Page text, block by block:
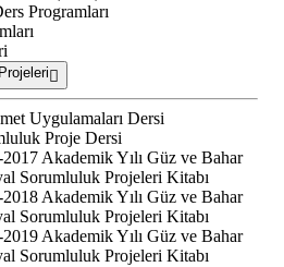
Programları
Uygulamaları Dersi
Proje Dersi
Akademik Yılı Güz ve Bahar
Sorumluluk Projeleri Kitabı
Akademik Yılı Güz ve Bahar
Sorumluluk Projeleri Kitabı
Akademik Yılı Güz ve Bahar
Sorumluluk Projeleri Kitabı